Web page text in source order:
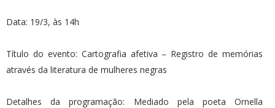
Data: 19/3, às 14h
Título do evento: Cartografia afetiva – Registro de memórias
através da literatura de mulheres negras
Detalhes da programação: Mediado pela poeta Ornella